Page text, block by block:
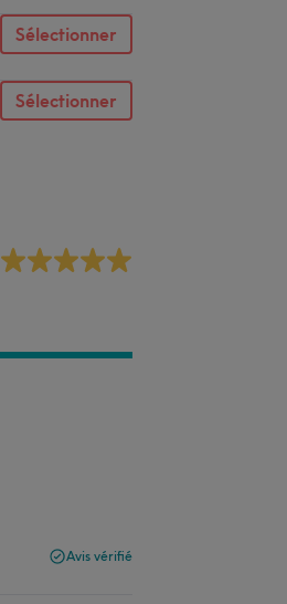
Sélectionner
Sélectionner
Avis vérifié